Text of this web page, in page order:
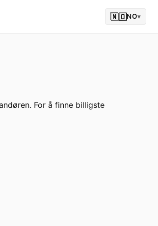
🇳🇴NO▾
For å finne billigste